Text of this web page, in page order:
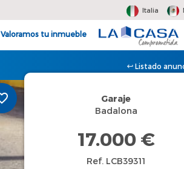
Italia
Valoramos tu inmueble
Listado
Garaje
Badalona
17.000 €
Ref. LCB39311